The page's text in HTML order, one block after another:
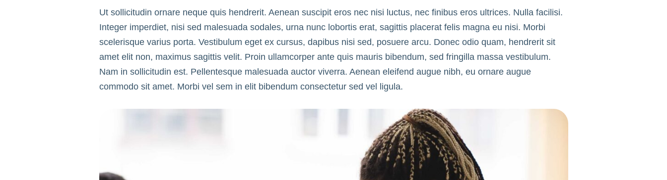
Ut sollicitudin ornare neque quis hendrerit. Aenean suscipit eros nec nisi luctus, nec finibus eros ultrices. Nulla facilisi.
Integer imperdiet, nisi sed malesuada sodales, urna nunc lobortis erat, sagittis placerat felis magna eu nisi. Morbi
scelerisque varius porta. Vestibulum eget ex cursus, dapibus nisi sed, posuere arcu. Donec odio quam, hendrerit sit
amet elit non, maximus sagittis velit. Proin ullamcorper ante quis mauris bibendum, sed fringilla massa vestibulum.
Nam in sollicitudin est. Pellentesque malesuada auctor viverra. Aenean eleifend augue nibh, eu ornare augue
commodo sit amet. Morbi vel sem in elit bibendum consectetur sed vel ligula.